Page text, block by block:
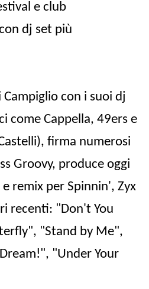
e club
dj set più
con i suoi dj
come Cappella, 49ers e
firma numerosi
Groovy, produce oggi
remix per Spinnin', Zyx
recenti: "Don't You
"Stand by Me",
"Under Your